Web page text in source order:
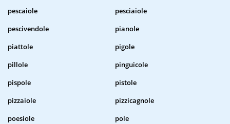
pescaiole
pesciaiole
pescivendole
pianole
piattole
pigole
pillole
pinguicole
pispole
pistole
pizzaiole
pizzicagnole
poesiole
pole